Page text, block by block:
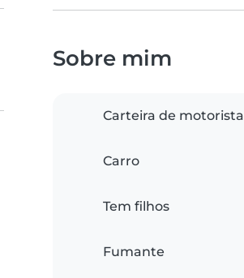
Sobre mim
Carteira de motorista
Carro
Tem filhos
Fumante